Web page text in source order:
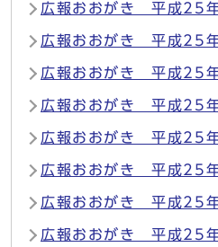
広報おおがき 平成25
広報おおがき 平成25
広報おおがき 平成25
広報おおがき 平成25
広報おおがき 平成25
広報おおがき 平成25
広報おおがき 平成25
広報おおがき 平成25